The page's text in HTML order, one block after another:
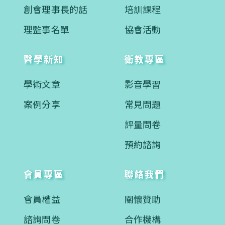
創會理事長的話
理監事名單
培訓課程
協會活動
醫學新知
學術文章
案例分享
衛教專區
影音學習
常見問題
評量問卷
預約諮詢
會員專區
會員權益
諮詢問卷
聯絡我們
關懷贊助
合作機構